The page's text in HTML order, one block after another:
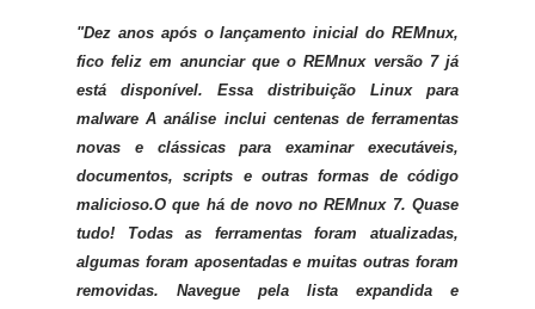
"Dez anos após o lançamento inicial do REMnux,
fico feliz em anunciar que o REMnux versão 7 já
está disponível. Essa distribuição Linux para
malware A análise inclui centenas de ferramentas
novas e clássicas para examinar executáveis,
documentos, scripts e outras formas de código
malicioso.O que há de novo no REMnux 7. Quase
tudo! Todas as ferramentas foram atualizadas,
algumas foram aposentadas e muitas outras foram
removidas. Navegue pela lista expandida e